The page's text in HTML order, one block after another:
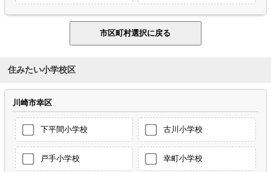
住みたい小学校区
川崎市幸区
下平間小学校 古川小学校
戸手小学校 幸町小学校